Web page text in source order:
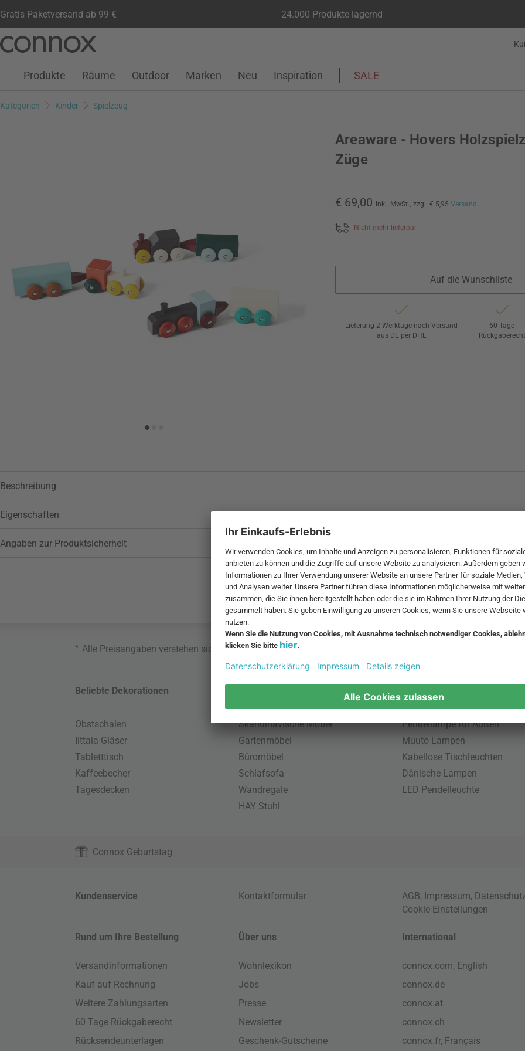
Gratis Paketversand ab 99 € 24.000 Produkte lagernd
Seiteninhalt
Suchfeld
Kundenkonto
Wunschliste
Warenkorb
Produkte Räume Outdoor Marken Neu Inspiration SALE
Kategorien Kinder Spielzeug
Areaware - Hovers
Züge
€ 69,00 inkl. MwSt., zzgl. € 5,95 Versand
Nicht mehr lieferbar
Auf die Wunschliste
Lieferung 2 Werktage nach Versand
aus DE per DHL
60 Tage
Rückgaberecht
Beschreibung
Eigenschaften
Angaben zur Produktsicherheit
* Alle Preisangaben verstehen sich inklusive MwSt. und zzgl.
Beliebte Dekorationen
Obstschalen
Iittala Gläser
Tabletttisch
Kaffeebecher
Tagesdecken
Skandinavische Möbel
Gartenmöbel
Büromöbel
Schlafsofa
Wandregale
HAY Stuhl
Beliebte Leuchten
Pendellampe für Außen
Muuto Lampen
Kabellose Tischleuchten
Dänische Lampen
LED Pendelleuchte
Connox Geburtstag
Kundenservice Kontaktformular AGB, Impressum,
Cookie-Einstellungen
Rund um Ihre Bestellung
Versandinformationen
Kauf auf Rechnung
Weitere Zahlungsarten
60 Tage Rückgaberecht
Rücksendeunterlagen
Über uns
Wohnlexikon
Jobs
Presse
Newsletter
Geschenk-Gutscheine
International
connox.com, English
connox.de
connox.at
connox.ch
connox.fr, Français